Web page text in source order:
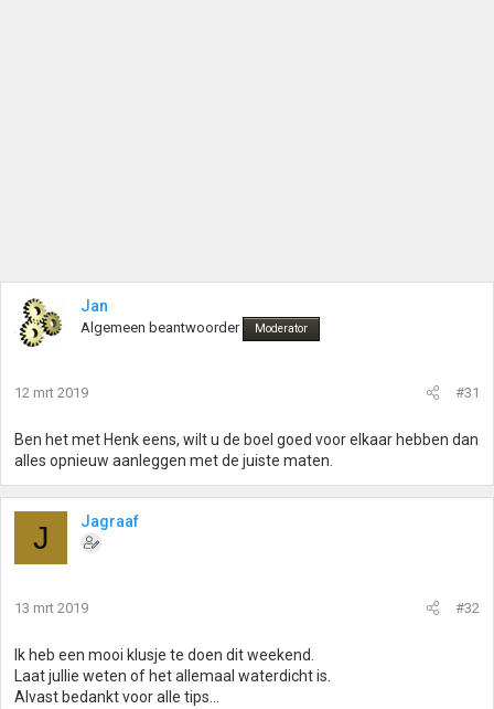
Jan
Algemeen beantwoorder Moderator
12 mrt 2019 #31
Ben het met Henk eens, wilt u de boel goed voor elkaar hebben dan
alles opnieuw aanleggen met de juiste maten.
J Jagraaf
13 mrt 2019 #32
Ik heb een mooi klusje te doen dit weekend.
Laat jullie weten of het allemaal waterdicht is.
Alvast bedankt voor alle tips...